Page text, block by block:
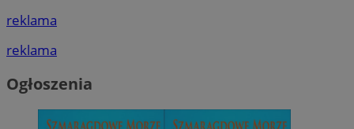
reklama
reklama
Ogłoszenia